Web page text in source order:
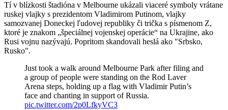
Tí v blízkosti štadióna v Melbourne ukázali viaceré symboly vrátane
ruskej vlajky s prezidentom Vladimirom Putinom, vlajky
samozvanej Doneckej ľudovej republiky či trička s písmenom Z,
ktoré je znakom „špeciálnej vojenskej operácie“ na Ukrajine, ako
Rusi vojnu nazývajú. Popritom skandovali heslá ako "Srbsko,
Rusko".
Just took a walk around Melbourne Park after filing and
a group of people were standing on the Rod Laver
Arena steps, holding up a flag with Vladimir Putin’s
face and chanting in support of Russia.
pic.twitter.com/2p0LfkyVC3